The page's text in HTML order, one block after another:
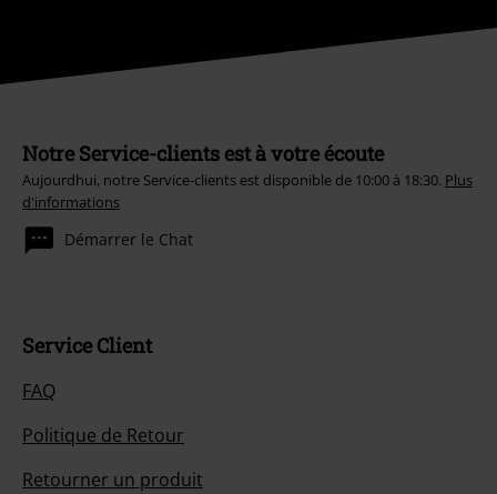
Notre Service-clients est à votre écoute
Aujourdhui, notre Service-clients est disponible de 10:00 à 18:30. Plus
d'informations
Démarrer le Chat
Service Client
FAQ
Politique de Retour
Retourner un produit